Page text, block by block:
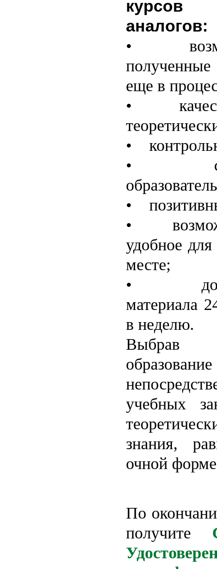
курсов
аналогов:
•
еще в
•
•
•
•
•
удобное
месте;
•
материала
в неделю.
Выбрав
учебных
знания,
очной
По
получите